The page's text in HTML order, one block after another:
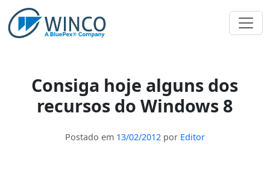
Pular
para
Consiga hoje alguns dos
recursos do Windows 8
Postado em 13/02/2012 por Editor